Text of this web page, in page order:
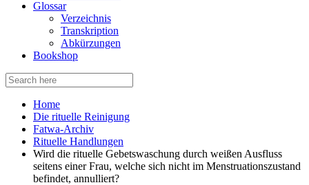
Glossar
Verzeichnis
Transkription
Abkürzungen
Bookshop
Search
for:
Home
Die rituelle Reinigung
Fatwa-Archiv
Rituelle Handlungen
Wird die rituelle Gebetswaschung durch weißen Ausfluss
seitens einer Frau, welche sich nicht im Menstruationszustand
befindet, annulliert?